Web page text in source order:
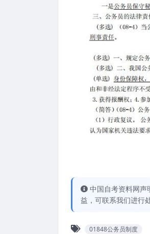
中国自考资料网声
益，可联系我们进行处
01848公务员制度